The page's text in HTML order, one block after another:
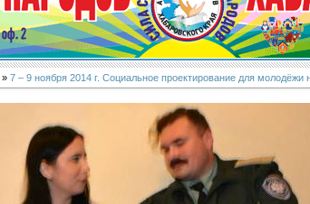
» 7 – 9 ноября 2014 г. Социальное проектирование для